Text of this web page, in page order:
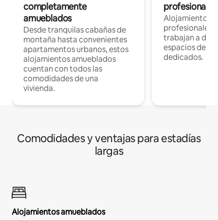
completamente
amueblados
Desde tranquilas cabañas de
montaña hasta convenientes
apartamentos urbanos, estos
alojamientos amueblados
cuentan con todos las
comodidades de una
vivienda.
Alojamientos
profesionales
trabajan a
espacios de
dedicados.
Comodidades y ventajas para estadías
largas
Alojamientos amueblados